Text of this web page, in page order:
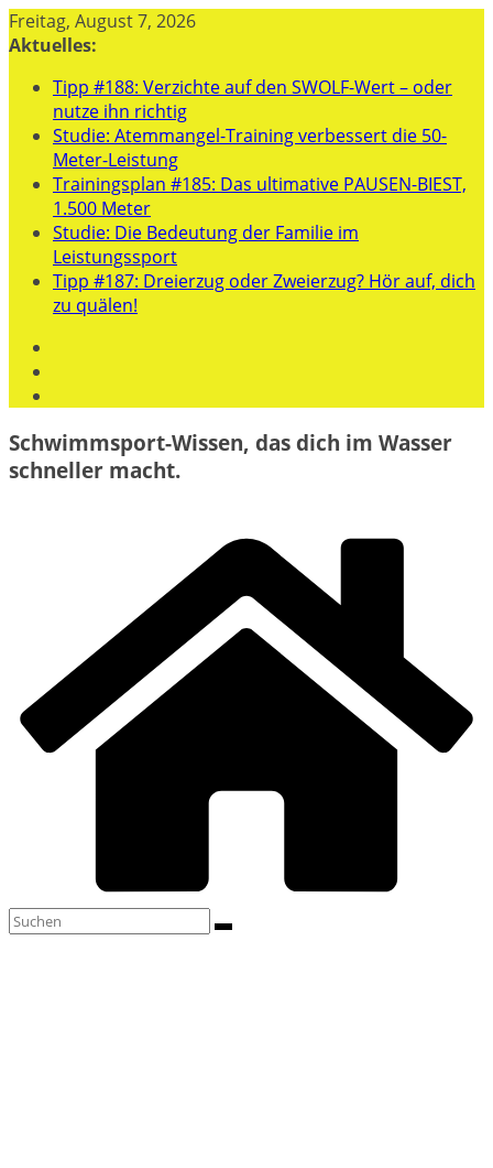
Zum
Inhalt
Freitag, August 7, 2026
Aktuelles:
Tipp #188: Verzichte auf den SWOLF-Wert – oder
nutze ihn richtig
Studie: Atemmangel-Training verbessert die 50-
Meter-Leistung
Trainingsplan #185: Das ultimative PAUSEN-BIEST,
1.500 Meter
Studie: Die Bedeutung der Familie im
Leistungssport
Tipp #187: Dreierzug oder Zweierzug? Hör auf, dich
zu quälen!
Schwimmsport-Wissen, das dich im Wasser
schneller macht.